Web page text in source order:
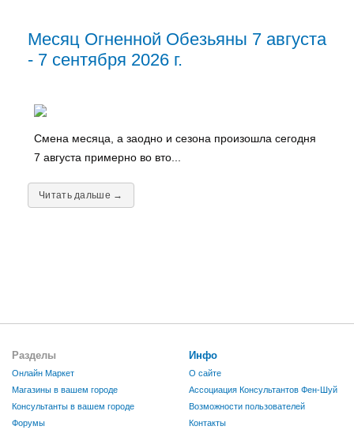
Месяц Огненной Обезьяны 7 августа
- 7 сентября 2026 г.
Смена месяца, а заодно и сезона произошла сегодня
7 августа примерно во вто...
Читать дальше →
Разделы
Онлайн Маркет
Магазины в вашем городе
Консультанты в вашем городе
Форумы
Инфо
О сайте
Ассоциация Консультантов Фен-Шуй
Возможности пользователей
Контакты